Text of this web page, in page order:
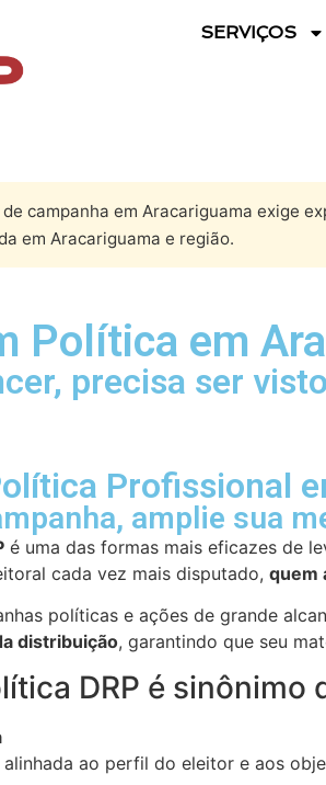
SERVIÇOS
campanha em Aracariguama exige
em Aracariguama e região.
Política em
precisa ser
Profissional
amplie sua
é uma das formas mais eficazes de
cada vez mais disputado, quem
políticas e ações de grande
distribuição, garantindo que seu
DRP é sinônimo
ao perfil do eleitor e aos